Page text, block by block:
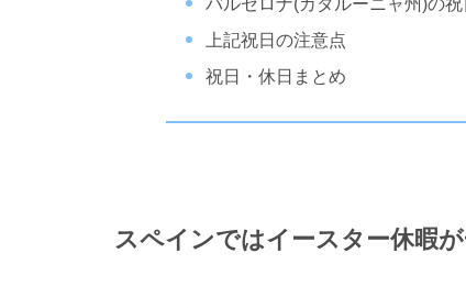
バルセロナ(カタルーニャ州)の祝
上記祝日の注意点
祝日・休日まとめ
スペインではイースター休暇